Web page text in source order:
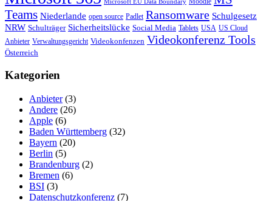
Teams Niederlande open source Padlet Ransomware Schulgesetz
NRW Schulträger Sicherheitslücke Social Media Tablets USA US Cloud
Anbieter Verwaltungsgericht Videokonfenzen Videokonferenz Tools
Österreich
Kategorien
Anbieter(3)
Andere (26)
Apple (6)
Baden Württemberg (32)
Bayern (20)
Berlin (5)
Brandenburg (2)
Bremen (6)
BSI (3)
Datenschutzkonferenz (7)